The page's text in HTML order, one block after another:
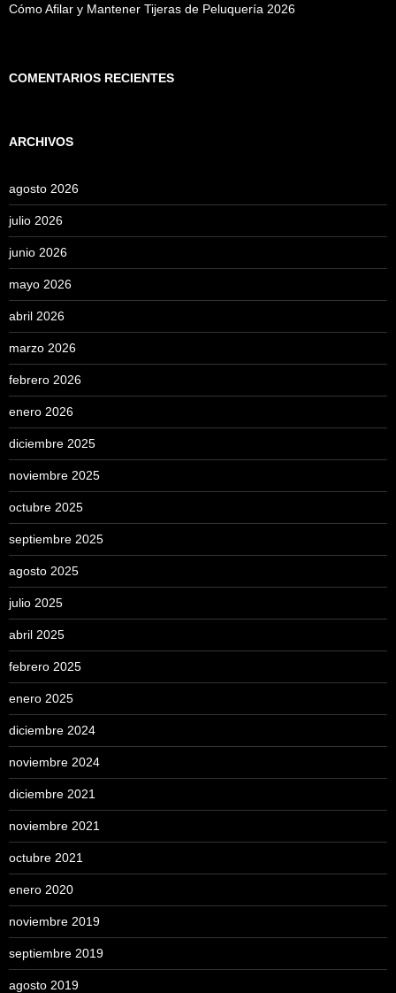
Cómo Afilar y Mantener Tijeras de Peluquería 2026
COMENTARIOS RECIENTES
ARCHIVOS
agosto 2026
julio 2026
junio 2026
mayo 2026
abril 2026
marzo 2026
febrero 2026
enero 2026
diciembre 2025
noviembre 2025
octubre 2025
septiembre 2025
agosto 2025
julio 2025
abril 2025
febrero 2025
enero 2025
diciembre 2024
noviembre 2024
diciembre 2021
noviembre 2021
octubre 2021
enero 2020
noviembre 2019
septiembre 2019
agosto 2019